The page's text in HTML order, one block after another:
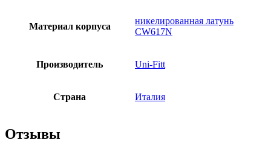
Материал корпуса
никелированная латунь
CW617N
Производитель Uni-Fitt
Страна Италия
Отзывы